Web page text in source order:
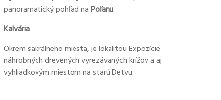
panoramatický pohľad naPoľanu.
Kalvária
Okrem sakrálneho miesta, je lokalitou Expozície
náhrobných drevených vyrezávaných krížov a aj
vyhliadkovým miestom na starú Detvu.